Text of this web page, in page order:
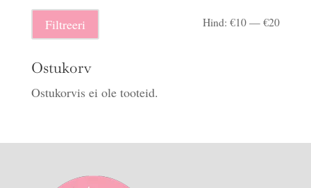
Filtreeri Hind:€10—€20
Ostukorv
Ostukorvis ei ole tooteid.